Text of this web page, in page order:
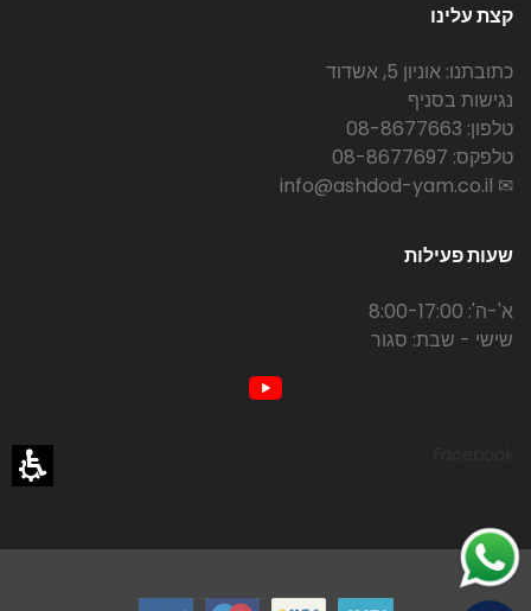
קצת עלינו
כתובתנו: אוניון 5, אשדוד
נגישות בסניף
טלפון: 08-8677663
טלפקס: 08-8677697
✉ info@ashdod-yam.co.il
שעות פעילות
א'-ה': 8:00-17:00
שישי - שבת: סגור